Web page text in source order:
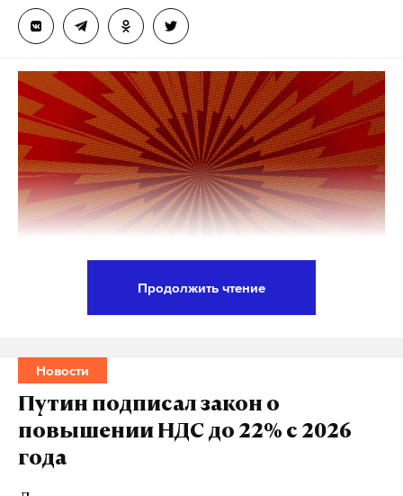
Подпишитесь на Daily Storm в
работает там, где тормозит интернет.
Макс Telegram
Дзен VK
# ограничения #whatsapp #роскомнадзор
объединяет ведущие компании отрасли и
геймеров из России и других стран.
Мероприятие включает игровую выставку.
Корреспондент Daily Storm посетил стенд проекта
«Русы против ящеров — 2» — игры, где «славные
Продолжить чтение
Новости
Путин подписал закон о
повышении НДС до 22% с 2026
года